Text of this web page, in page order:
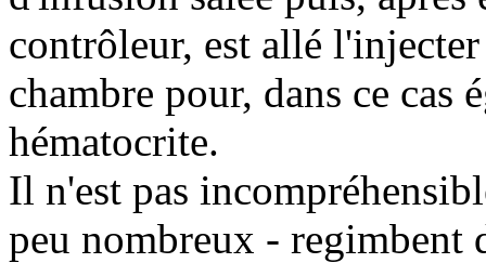
contrôleur, est allé
chambre pour, dans ce cas
hématocrite.
Il n'est pas
peu nombreux - regimbent